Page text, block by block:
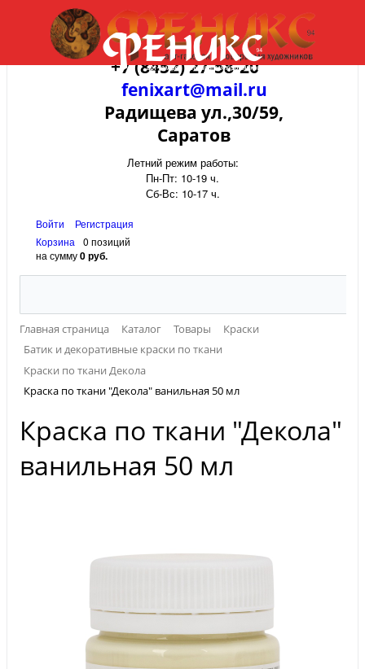
+7 (8452) 27-58-20
fenixart@mail.ru
Радищева ул.,30/59,
Саратов
Летний режим работы:
Пн-Пт: 10-19 ч.
Сб-Вс: 10-17 ч.
Войти
Регистрация
Корзина
0 позиций
на сумму0 руб.
Главная страница Каталог Товары
Краски
Батик и декоративные краски по ткани
Краски по ткани Декола
Краска по ткани "Декола" ванильная 50 мл
Краска по ткани "Декола"
ванильная 50 мл